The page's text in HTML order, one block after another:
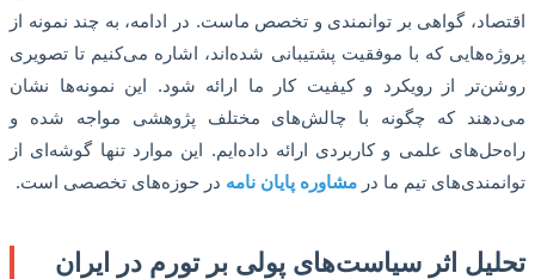
گواهی بر توانمندی و تخصص ماست. در ادامه، به چند نمونه از
که با موفقیت پشتیبانی شده‌اند، اشاره می‌کنیم تا تصویری
از رویکرد و کیفیت کار ما ارائه شود. این نمونه‌ها نشان
که چگونه با چالش‌های مختلف پژوهشی مواجه شده و
علمی و کاربردی ارائه داده‌ایم. این موارد تنها گوشه‌ای از
تیم ما درمشاوره پایان نامهدر حوزه‌های تخصصی است.
اثر سیاست‌های پولی بر تورم در ایران